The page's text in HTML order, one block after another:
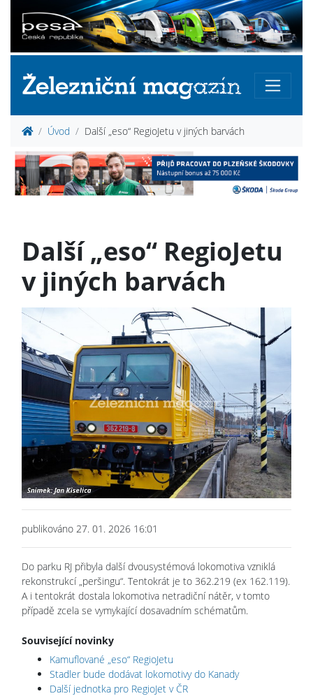
Úvod Další „eso“ RegioJetu v jiných barvách
Další „eso“ RegioJetu
v jiných barvách
publikováno 27. 01. 2026 16:01
Do parku RJ přibyla další dvousystémová lokomotiva vzniklá
rekonstrukcí „peršingu“. Tentokrát je to 362.219 (ex 162.119).
A i tentokrát dostala lokomotiva netradiční nátěr, v tomto
případě zcela se vymykající dosavadním schématům.
Související novinky
Kamuflované „eso“ RegioJetu
Stadler bude dodávat lokomotivy do Kanady
Další jednotka pro RegioJet v ČR